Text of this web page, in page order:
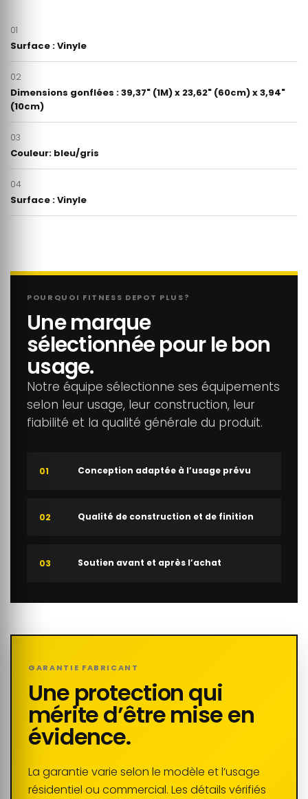
01
Surface : Vinyle
02
Dimensions gonflées : 39,37" (1M) x 23,62" (60cm) x 3,94"
(10cm)
03
Couleur: bleu/gris
04
Surface : Vinyle
POURQUOI FITNESS DEPOT PLUS?
Une marque
sélectionnée pour le bon
usage.
Notre équipe sélectionne ses équipements
selon leur usage, leur construction, leur
fiabilité et la qualité générale du produit.
01 Conception adaptée à l’usage prévu
02 Qualité de construction et de finition
03 Soutien avant et après l’achat
GARANTIE FABRICANT
Une protection qui
mérite d’être mise en
évidence.
La garantie varie selon le modèle et l’usage
résidentiel ou commercial. Les détails vérifiés